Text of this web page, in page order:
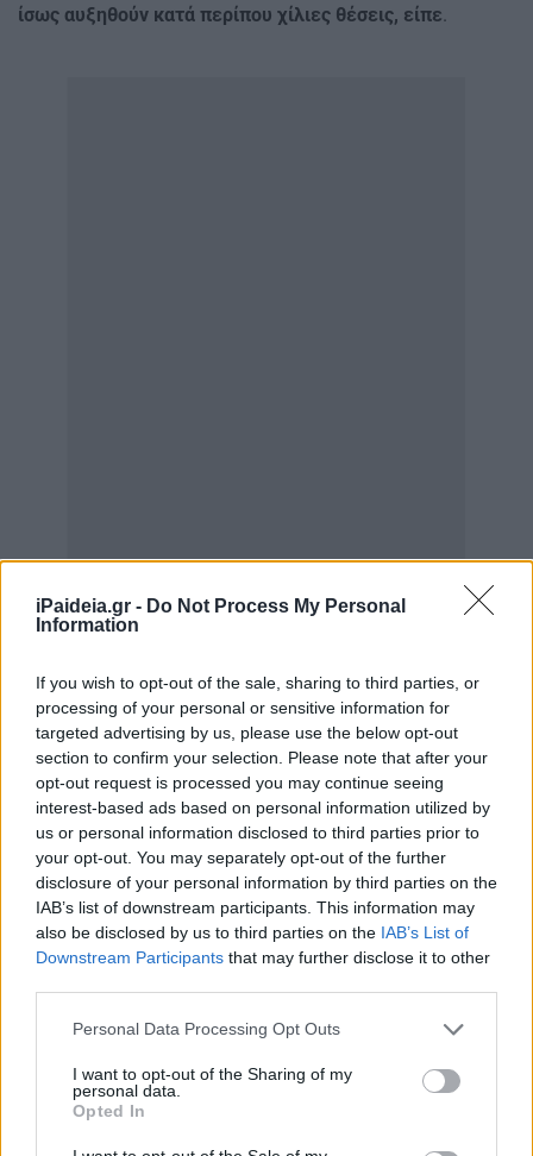
iPaideia.gr - Do Not Process My Personal
Information
If you wish to opt-out of the sale, sharing to third parties, or
processing of your personal or sensitive information for
targeted advertising by us, please use the below opt-out
section to confirm your selection. Please note that after your
opt-out request is processed you may continue seeing
interest-based ads based on personal information utilized by
us or personal information disclosed to third parties prior to
your opt-out. You may separately opt-out of the further
disclosure of your personal information by third parties on the
IAB’s list of downstream participants. This information may
also be disclosed by us to third parties on the IAB’s List of
Downstream Participants that may further disclose it to other
Please note that this website/app uses one or more Google
not limited to your visit or usage behaviour. You may click to
grant or deny consent to Google and its third-party tags to
use your data for below specified purposes in below Google
consent section.
Personal Data Processing Opt Outs
I want to opt-out of the Sharing of my
personal data.
Opted In
ίσως αυξηθούν κατά περίπου χίλιες θέσεις, είπε.
Ξεκαθάρισε επίσης πως οι εκλογές
δεν θα επηρεάσουν
την διεξαγωγή του διαγωνισμού του ΑΣΕΠκαι τα
οριστικά αποτελέσματα θα εκδοθούν τον Δεκέμβριο.
Όσον αφορά τοχρόνο διεξαγωγής των επερχόμενων
εκλογώνειπε «Να υπολογίσετε ένα καθαρό διάστημα
διαδικασία.
Οι εργαζόμενοι του ΑΣΕΠ,